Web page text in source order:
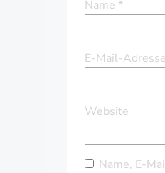
Name *
E-Mail-Adresse
Website
Name, E-